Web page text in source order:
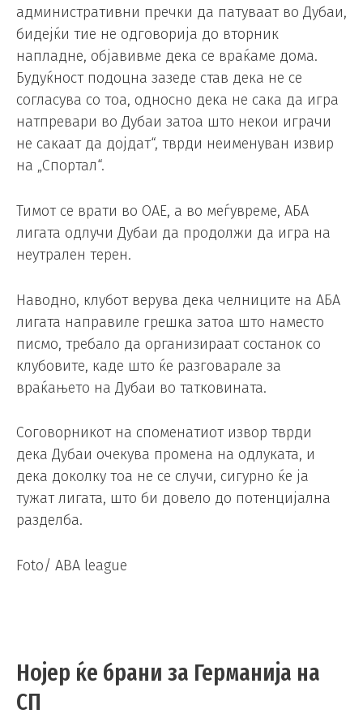
административни пречки да патуваат во Дубаи,
бидејќи тие не одговорија до вторник
напладне, објавивме дека се враќаме дома.
Будуќност подоцна зазеде став дека не се
согласува со тоа, односно дека не сака да игра
натпревари во Дубаи затоа што некои играчи
не сакаат да дојдат“, тврди неименуван извир
на „Спортал“.
Тимот се врати во ОАЕ, а во меѓувреме, АБА
лигата одлучи Дубаи да продолжи да игра на
неутрален терен.
Наводно, клубот верува дека челниците на АБА
лигата направиле грешка затоа што наместо
писмо, требало да организираат состанок со
клубовите, каде што ќе разговарале за
враќањето на Дубаи во татковината.
Соговорникот на споменатиот извор тврди
дека Дубаи очекува промена на одлуката, и
дека доколку тоа не се случи, сигурно ќе ја
тужат лигата, што би довело до потенцијална
разделба.
Foto/ ABA league
Нојер ќе брани за Германија на
СП